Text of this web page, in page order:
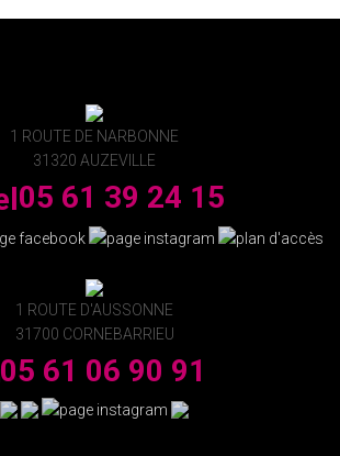
1 ROUTE DE NARBONNE
31320 AUZEVILLE
05 61 39 24 15
1 ROUTE D'AUSSONNE
31700 CORNEBARRIEU
05 61 06 90 91